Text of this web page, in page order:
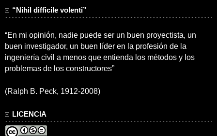
“Nihil difficile volenti”
“En mi opinión, nadie puede ser un buen proyectista, un
buen investigador, un buen líder en la profesión de la
ingeniería civil a menos que entienda los métodos y los
problemas de los constructores”
(Ralph B. Peck, 1912-2008)
LICENCIA